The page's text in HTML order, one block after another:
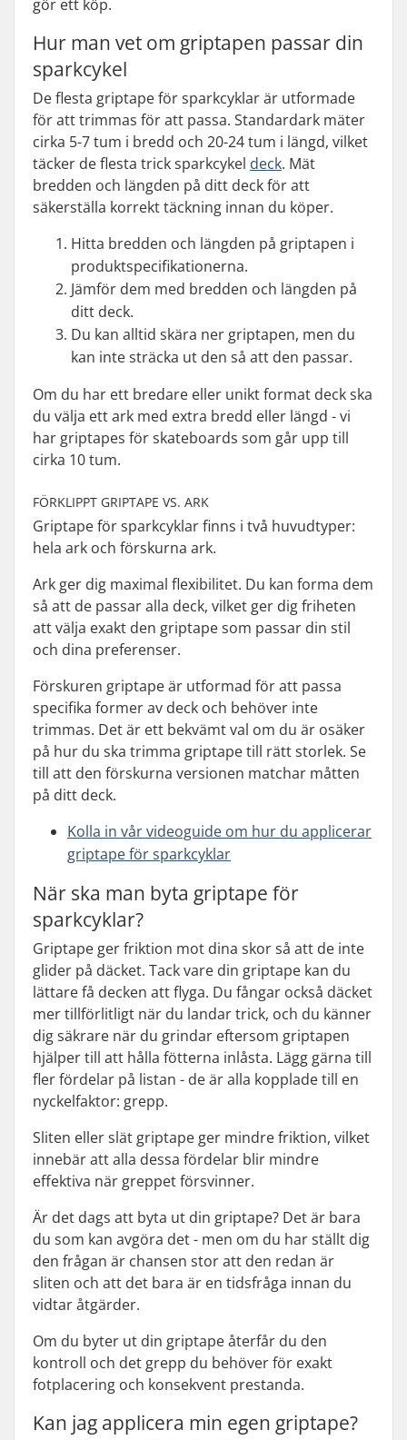
gör ett köp.
Hur man vet om griptapen passar din
sparkcykel
De flesta griptape för sparkcyklar är utformade
för att trimmas för att passa. Standardark mäter
cirka 5-7 tum i bredd och 20-24 tum i längd, vilket
täcker de flesta trick sparkcykel deck. Mät
bredden och längden på ditt deck för att
säkerställa korrekt täckning innan du köper.
Hitta bredden och längden på griptapen i
produktspecifikationerna.
Jämför dem med bredden och längden på
ditt deck.
Du kan alltid skära ner griptapen, men du
kan inte sträcka ut den så att den passar.
Om du har ett bredare eller unikt format deck ska
du välja ett ark med extra bredd eller längd - vi
har griptapes för skateboards som går upp till
cirka 10 tum.
FÖRKLIPPT GRIPTAPE VS. ARK
Griptape för sparkcyklar finns i två huvudtyper:
hela ark och förskurna ark.
Ark ger dig maximal flexibilitet. Du kan forma dem
så att de passar alla deck, vilket ger dig friheten
att välja exakt den griptape som passar din stil
och dina preferenser.
Förskuren griptape är utformad för att passa
specifika former av deck och behöver inte
trimmas. Det är ett bekvämt val om du är osäker
på hur du ska trimma griptape till rätt storlek. Se
till att den förskurna versionen matchar måtten
på ditt deck.
Kolla in vår videoguide om hur du applicerar
griptape för sparkcyklar
När ska man byta griptape för
sparkcyklar?
Griptape ger friktion mot dina skor så att de inte
glider på däcket. Tack vare din griptape kan du
lättare få decken att flyga. Du fångar också däcket
mer tillförlitligt när du landar trick, och du känner
dig säkrare när du grindar eftersom griptapen
hjälper till att hålla fötterna inlåsta. Lägg gärna till
fler fördelar på listan - de är alla kopplade till en
nyckelfaktor: grepp.
Sliten eller slät griptape ger mindre friktion, vilket
innebär att alla dessa fördelar blir mindre
effektiva när greppet försvinner.
Är det dags att byta ut din griptape? Det är bara
du som kan avgöra det - men om du har ställt dig
den frågan är chansen stor att den redan är
sliten och att det bara är en tidsfråga innan du
vidtar åtgärder.
Om du byter ut din griptape återfår du den
kontroll och det grepp du behöver för exakt
fotplacering och konsekvent prestanda.
Kan jag applicera min egen griptape?